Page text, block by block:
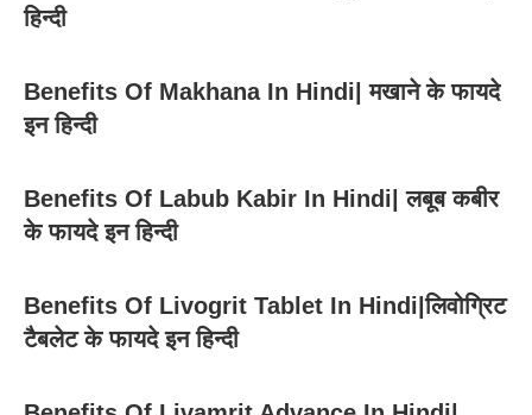
हिन्दी
Benefits Of Makhana In Hindi| मखाने के फायदे
इन हिन्दी
Benefits Of Labub Kabir In Hindi| लबूब कबीर
के फायदे इन हिन्दी
Benefits Of Livogrit Tablet In Hindi|लिवोग्रिट
टैबलेट के फायदे इन हिन्दी